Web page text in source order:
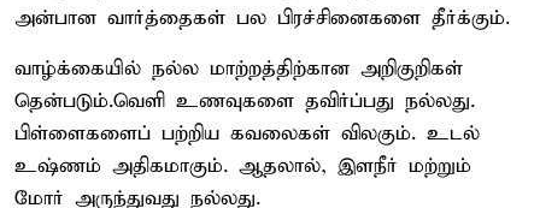
அன்பான வார்த்தைகள் பல பிரச்சினைகளை தீர்க்கும்.
வாழ்க்கையில் நல்ல மாற்றத்திற்கான அறிகுறிகள்
தென்படும்.வெளி உணவுகளை தவிர்ப்பது நல்லது.
பிள்ளைகளைப் பற்றிய கவலைகள் விலகும். உடல்
உஷ்ணம் அதிகமாகும். ஆதலால், இளநீர் மற்றும்
மோர் அருந்துவது நல்லது.